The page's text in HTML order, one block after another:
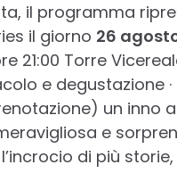
il programma
il giorno 26
21:00 Torre
e degustazione ·
un inno
e
di più